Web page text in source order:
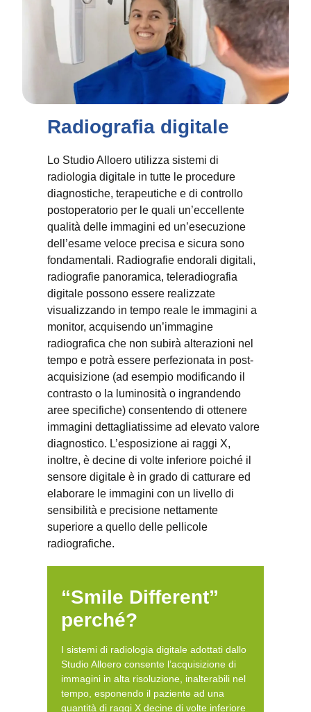
Radiografia digitale
Lo Studio Alloero utilizza sistemi di
radiologia digitale in tutte le procedure
diagnostiche, terapeutiche e di controllo
postoperatorio per le quali un’eccellente
qualità delle immagini ed un’esecuzione
dell’esame veloce precisa e sicura sono
fondamentali. Radiografie endorali digitali,
radiografie panoramica, teleradiografia
digitale possono essere realizzate
visualizzando in tempo reale le immagini a
monitor, acquisendo un’immagine
radiografica che non subirà alterazioni nel
tempo e potrà essere perfezionata in post-
acquisizione (ad esempio modificando il
contrasto o la luminosità o ingrandendo
aree specifiche) consentendo di ottenere
immagini dettagliatissime ad elevato valore
diagnostico. L’esposizione ai raggi X,
inoltre, è decine di volte inferiore poiché il
sensore digitale è in grado di catturare ed
elaborare le immagini con un livello di
sensibilità e precisione nettamente
superiore a quello delle pellicole
radiografiche.
“Smile Different”
perché?
I sistemi di radiologia digitale adottati dallo
Studio Alloero consente l’acquisizione di
immagini in alta risoluzione, inalterabili nel
tempo, esponendo il paziente ad una
quantità di raggi X decine di volte inferiore